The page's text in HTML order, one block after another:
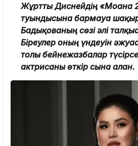
Жұртты Диснейдің «Моана
туындысына бармауға
Бадықованың сөзі әлі
Біреулер оның үндеуін
толы бейнежазбалар
актрисаны өткір сынға алған.